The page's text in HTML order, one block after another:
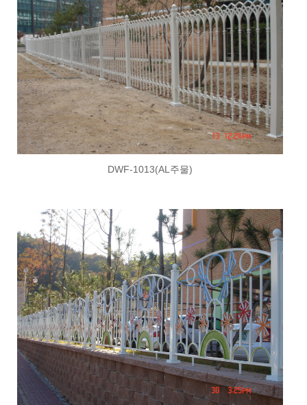
DWF-1013(AL주물)